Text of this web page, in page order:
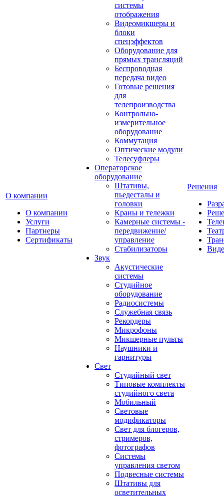
О компании
О компании
Услуги
Партнеры
Сертификаты
системы
отображения
Видеомикшеры и
блоки
спецэффектов
Оборудование для
прямых трансляций
Беспроводная
передача видео
Готовые решения
для
телепроизводства
Контрольно-
измерительное
оборудование
Коммутация
Оптические модули
Телесуфлеры
Операторское
оборудование
Штативы,
пьедесталы и
головки
Краны и тележки
Камерные системы -
передвижение/
управление
Стабилизаторы
Звук
Акустические
системы
Студийное
оборудование
Радиосистемы
Служебная связь
Рекордеры
Микрофоны
Микшерные пульты
Наушники и
гарнитуры
Свет
Студийный свет
Типовые комплекты
студийного света
Мобильный
Световые
модификаторы
Свет для блогеров,
стримеров,
фотографов
Системы
управления светом
Подвесные системы
Штативы для
осветительных
Решения